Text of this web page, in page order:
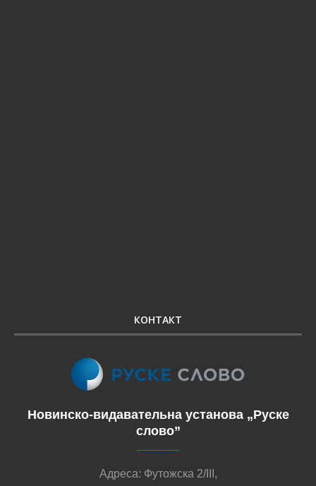
КОНТАКТ
Новинско-видавательна установа „Руске
слово”
Адреса: Футожска 2/III,